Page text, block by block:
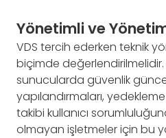
Yönetimli ve
VDS tercih ederken teknik
biçimde
sunucularda güvenlik
yapılandırmaları,
takibi kullanıcı
olmayan işletmeler için bu